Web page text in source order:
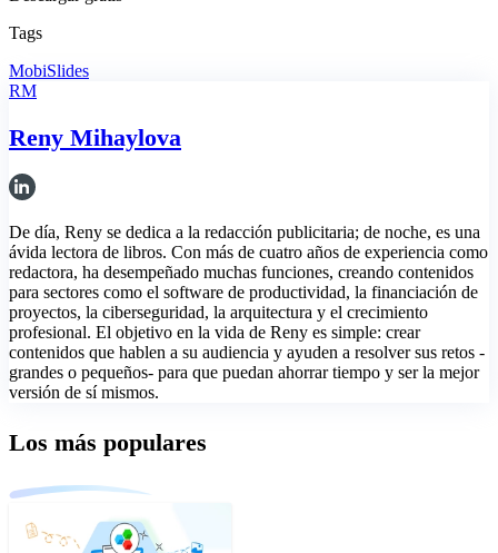
Tags
MobiSlides
RM
Reny Mihaylova
De día, Reny se dedica a la redacción publicitaria; de noche, es una
ávida lectora de libros. Con más de cuatro años de experiencia como
redactora, ha desempeñado muchas funciones, creando contenidos
para sectores como el software de productividad, la financiación de
proyectos, la ciberseguridad, la arquitectura y el crecimiento
profesional. El objetivo en la vida de Reny es simple: crear
contenidos que hablen a su audiencia y ayuden a resolver sus retos -
grandes o pequeños- para que puedan ahorrar tiempo y ser la mejor
versión de sí mismos.
Los más populares